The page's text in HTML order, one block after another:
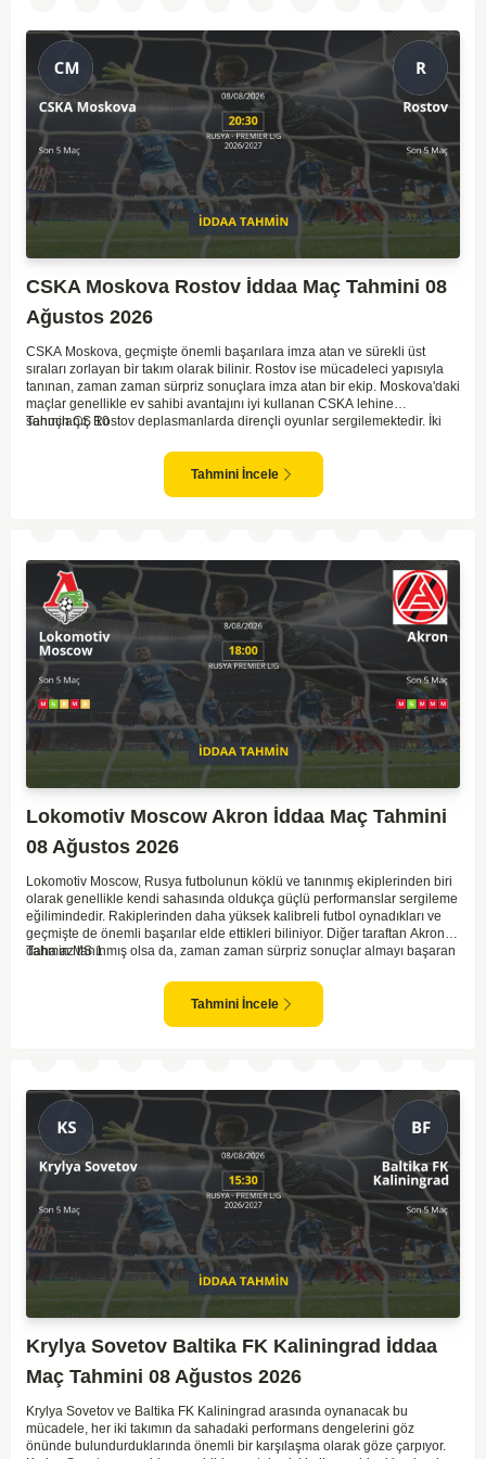
CSKA Moskova Rostov İddaa Maç Tahmini 08
Ağustos 2026
CSKA Moskova, geçmişte önemli başarılara imza atan ve sürekli üst
sıraları zorlayan bir takım olarak bilinir. Rostov ise mücadeleci yapısıyla
tanınan, zaman zaman sürpriz sonuçlara imza atan bir ekip. Moskova'daki
maçlar genellikle ev sahibi avantajını iyi kullanan CSKA lehine
sonuçlanır. Rostov deplasmanlarda dirençli oyunlar sergilemektedir. İki
göstermektedir. CSKA'nın evinde oynayacak olması ve genel istatistikler
göz önüne alındığında, CSKA'nın sahasında kolay kolay puan
kaybetmeyeceğini söyleyebiliriz.
Tahmin ÇŞ 10
Tahmini İncele
Lokomotiv Moscow Akron İddaa Maç Tahmini
08 Ağustos 2026
Lokomotiv Moscow, Rusya futbolunun köklü ve tanınmış ekiplerinden biri
olarak genellikle kendi sahasında oldukça güçlü performanslar sergileme
eğilimindedir. Rakiplerinden daha yüksek kalibreli futbol oynadıkları ve
geçmişte de önemli başarılar elde ettikleri biliniyor. Diğer taraftan Akron,
daha az tanınmış olsa da, zaman zaman sürpriz sonuçlar almayı başaran
ve güçlü ekipler karşısında istikrarlı bir performans sergilemekte
zorlanabilirler. Lokomotiv Moscow'un mevcut form durumunun ve evinde
oynama avantajının, bu karşılaşmada belirleyici olması muhtemel
Tahmin MS 1
Tahmini İncele
Krylya Sovetov Baltika FK Kaliningrad İddaa
Maç Tahmini 08 Ağustos 2026
Krylya Sovetov ve Baltika FK Kaliningrad arasında oynanacak bu
mücadele, her iki takımın da sahadaki performans dengelerini göz
önünde bulundurduklarında önemli bir karşılaşma olarak göze çarpıyor.